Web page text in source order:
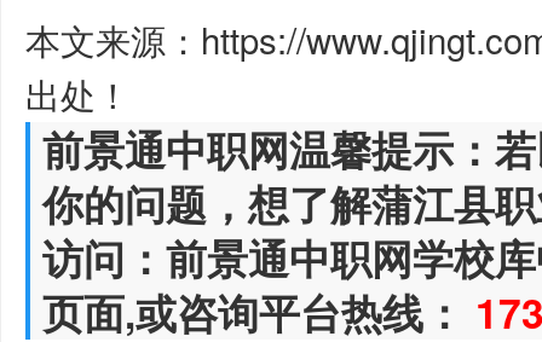
本文来源：https://
出处！
前景通中职网温馨提示：
你的问题，想了解蒲江县
访问：前景通中职网学校
页面,或咨询平台热线：